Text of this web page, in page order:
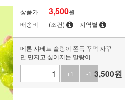
상품가 3,500원
배송비
(조건) 지역별
메론 샤베트 슬랑이 쫀득 꾸덕 자꾸
만 만지고 싶어지는 말랑이
+1
-1 3,500원